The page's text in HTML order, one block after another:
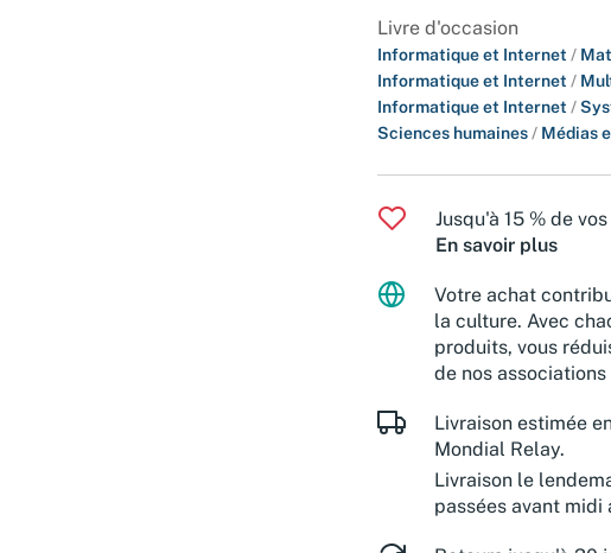
Livre d'occasion
Informatique et Internet /
Informatique et Internet /
Informatique et Internet /
Sciences humaines / Médias
Jusqu'à 15 % de
En savoir plus
Votre achat
la culture. Avec
produits, vous
de nos
Livraison estimée
Mondial Relay.
Livraison le
passées avant midi